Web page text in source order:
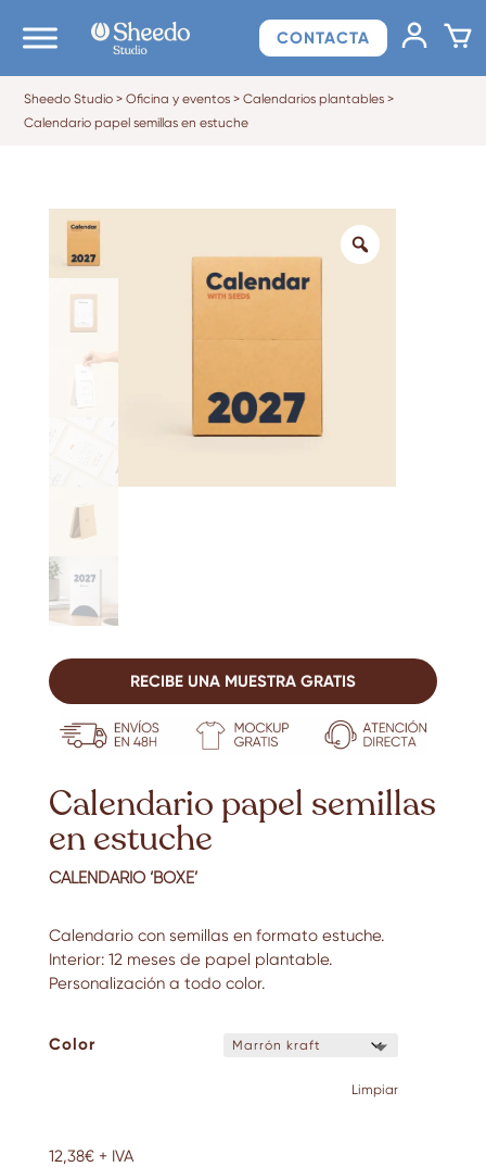
CONTACTA
Sheedo Studio >Oficina y eventos >Calendarios plantables >
Calendario papel semillas en estuche
RECIBE UNA MUESTRA GRATIS
Calendario papel semillas
en estuche
CALENDARIO ‘BOXE’
Calendario con semillas en formato estuche.
Interior: 12 meses de papel plantable.
Personalización a todo color.
Color
Limpiar
12,38€ + IVA